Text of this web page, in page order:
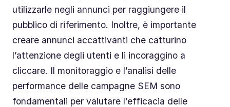
utilizzarle negli annunci per raggiungere il
pubblico di riferimento. Inoltre, è importante
creare annunci accattivanti che catturino
l’attenzione degli utenti e li incoraggino a
cliccare. Il monitoraggio e l’analisi delle
performance delle campagne SEM sono
fondamentali per valutare l’efficacia delle